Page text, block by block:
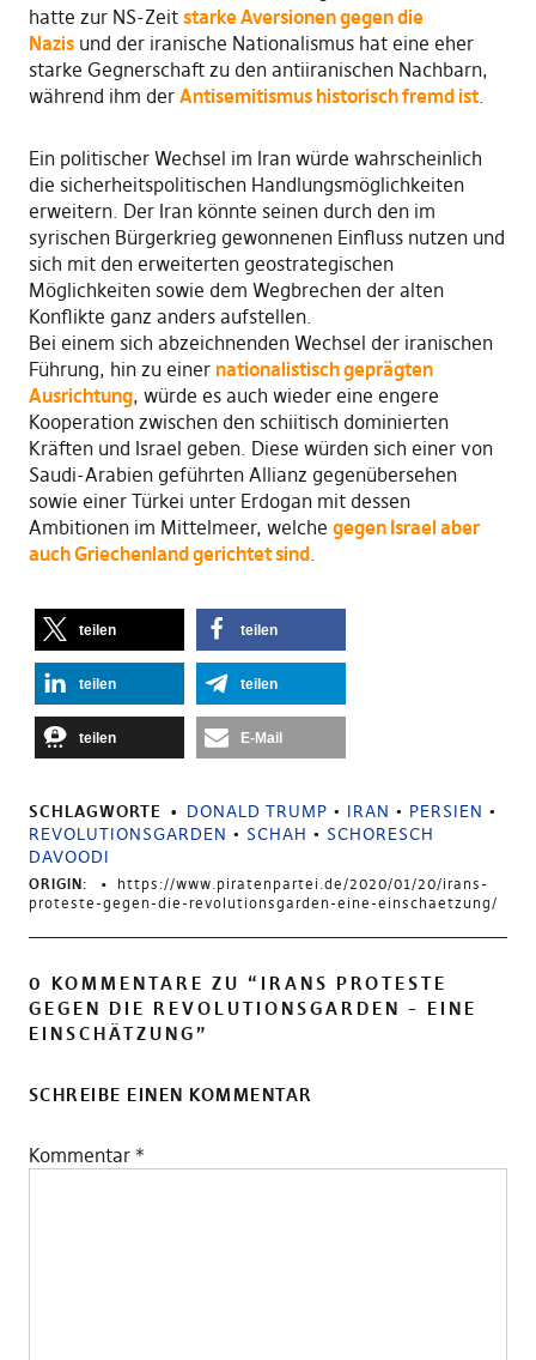
hatte zur NS-Zeit starke Aversionen gegen die
Nazisund der iranische Nationalismus hat eine eher
starke Gegnerschaft zu den antiiranischen Nachbarn,
während ihm der Antisemitismus historisch fremd ist.
Ein politischer Wechsel im Iran würde wahrscheinlich
die sicherheitspolitischen Handlungsmöglichkeiten
erweitern. Der Iran könnte seinen durch den im
syrischen Bürgerkrieg gewonnenen Einfluss nutzen und
sich mit den erweiterten geostrategischen
Möglichkeiten sowie dem Wegbrechen der alten
Konflikte ganz anders aufstellen.
Bei einem sich abzeichnenden Wechsel der iranischen
Führung, hin zu einer nationalistisch geprägten
Ausrichtung, würde es auch wieder eine engere
Kooperation zwischen den schiitisch dominierten
Kräften und Israel geben. Diese würden sich einer von
Saudi-Arabien geführten Allianz gegenübersehen
sowie einer Türkei unter Erdogan mit dessen
Ambitionen im Mittelmeer, welche gegen Israel aber
auch Griechenland gerichtet sind.
teilen teilen
teilen teilen
teilen E-Mail
SCHLAGWORTE DONALD TRUMP • IRAN • PERSIEN •
REVOLUTIONSGARDEN • SCHAH • SCHORESCH
DAVOODI
ORIGIN:
https://www.piratenpartei.de/2020/01/20/irans-
proteste-gegen-die-revolutionsgarden-eine-einschaetzung/
0 KOMMENTARE ZU “ IRANS PROTESTE
GEGEN DIE REVOLUTIONSGARDEN – EINE
EINSCHÄTZUNG”
SCHREIBE EINEN KOMMENTAR
Kommentar *